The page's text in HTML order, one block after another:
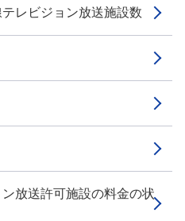
レビジョン放送施設数
放送許可施設の料金の状